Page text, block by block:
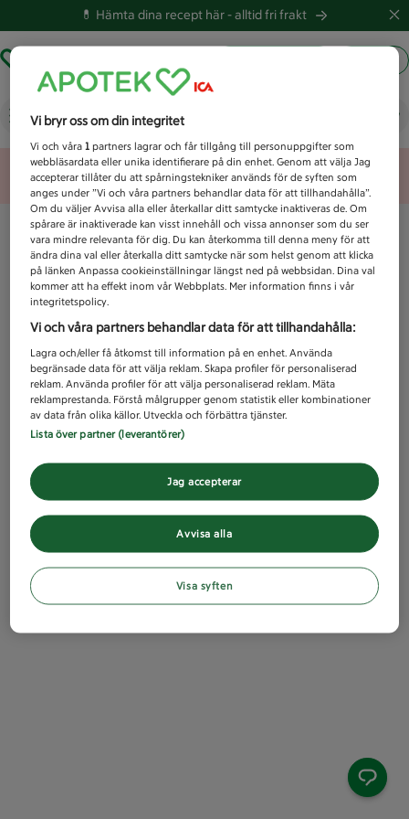
💊 Hämta dina recept här -alltid fri frakt
Vad letar du efter idag?
Unknown error
Vi bryr oss om din integritet
Vi och våra1 partners lagrar och får tillgång till personuppgifter som
webbläsardata eller unika identifierare på din enhet. Genom att välja Jag
accepterar tillåter du att spårningstekniker används för de syften som
anges under ”Vi och våra partners behandlar data för att tillhandahålla”.
Om du väljer Avvisa alla eller återkallar ditt samtycke inaktiveras de. Om
spårare är inaktiverade kan visst innehåll och vissa annonser som du ser
vara mindre relevanta för dig. Du kan återkomma till denna meny för att
ändra dina val eller återkalla ditt samtycke när som helst genom att klicka
på länken Anpassa cookieinställningar längst ned på webbsidan. Dina val
kommer att ha effekt inom vår Webbplats. Mer information finns i vår
integritetspolicy.
Vi och våra partners behandlar data för att tillhandahålla:
Lagra och/eller få åtkomst till information på en enhet. Använda
begränsade data för att välja reklam. Skapa profiler för personaliserad
reklam. Använda profiler för att välja personaliserad reklam. Mäta
reklamprestanda. Förstå målgrupper genom statistik eller kombinationer
av data från olika källor. Utveckla och förbättra tjänster.
Lista över partner (leverantörer)
Avvisa alla
Jag accepterar
Visa syften